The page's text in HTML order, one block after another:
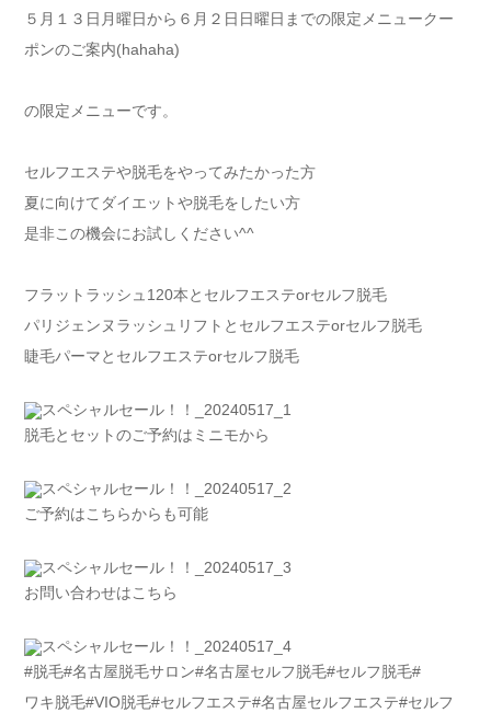
５月１３日月曜日から６月２日日曜日までの限定メニュークー
ポンのご案内(hahaha)
の限定メニューです。
セルフエステや脱毛をやってみたかった方
夏に向けてダイエットや脱毛をしたい方
是非この機会にお試しください^^
フラットラッシュ120本とセルフエステorセルフ脱毛
パリジェンヌラッシュリフトとセルフエステorセルフ脱毛
睫毛パーマとセルフエステorセルフ脱毛
脱毛とセットのご予約はミニモから
ご予約はこちらからも可能
お問い合わせはこちら
#脱毛#名古屋脱毛サロン#名古屋セルフ脱毛#セルフ脱毛#
ワキ脱毛#VIO脱毛#セルフエステ#名古屋セルフエステ#セルフ